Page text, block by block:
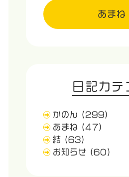
あまね
日記カテ
かのん
(299)
あまね
(47)
結 (63)
お知らせ
(60)